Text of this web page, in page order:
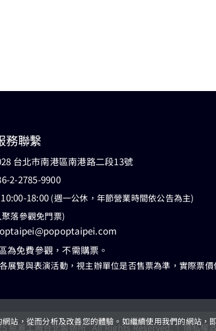
務聯繫
台北市南港區南港路二段13號
2-2785-9900
18:00(週一公休，年節營業時間依公告為主)
落參觀免門票)
為免費參觀，不需購票。
展覽與表演活動，視主辦單位是否售票為準，實際票
瓶蓋工廠台北製造所 All Rights Reserved. |隱私權
站，從而分析及改善您的體驗。如繼續使用我們的網站，